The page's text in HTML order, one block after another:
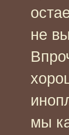
не
мы